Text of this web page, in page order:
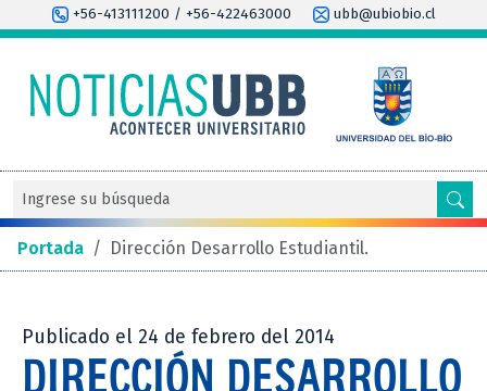
+56-413111200 / +56-422463000 ubb@ubiobio.cl
Portada / Dirección Desarrollo Estudiantil.
Publicado el 24 de febrero del 2014
DIRECCIÓN DESARROLLO